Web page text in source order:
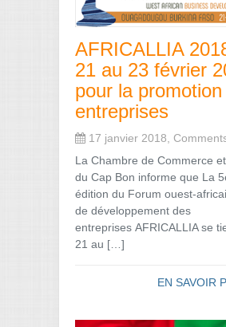
AFRICALLIA
21 au 23 février
pour la
entreprises
17 janvier 2018,
La Chambre de Commerce
du Cap Bon informe que La
édition du Forum ouest-
de développement des
entreprises AFRICALLIA se
21 au […]
EN SAVOIR